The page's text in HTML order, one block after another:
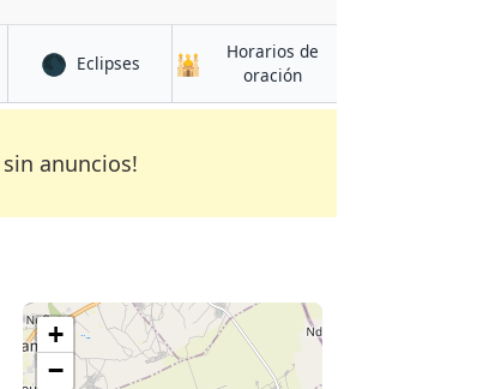
🌑 Eclipsesen Diamniadio
🕌
Horarios de
oraciónen Diamniadio
anuncios!
+
−